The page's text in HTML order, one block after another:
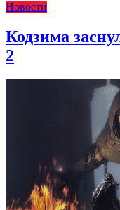
Новости
Кодзима
2